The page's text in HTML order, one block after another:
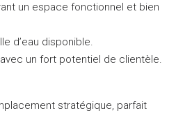
un espace fonctionnel et bien
d’eau disponible.
un fort potentiel de clientèle.
stratégique, parfait